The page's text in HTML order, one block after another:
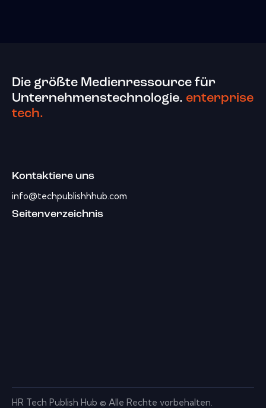
Die größte Medienressource für
Unternehmenstechnologie. enterprise
tech.
Kontaktiere uns
info@techpublishhhub.com
Seitenverzeichnis
HR Tech Publish Hub © Alle Rechte vorbehalten.